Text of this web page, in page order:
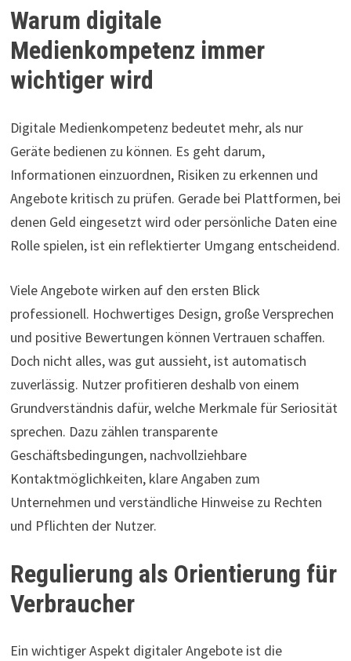
Warum digitale
Medienkompetenz immer
wichtiger wird
Digitale Medienkompetenz bedeutet mehr, als nur
Geräte bedienen zu können. Es geht darum,
Informationen einzuordnen, Risiken zu erkennen und
Angebote kritisch zu prüfen. Gerade bei Plattformen, bei
denen Geld eingesetzt wird oder persönliche Daten eine
Rolle spielen, ist ein reflektierter Umgang entscheidend.
Viele Angebote wirken auf den ersten Blick
professionell. Hochwertiges Design, große Versprechen
und positive Bewertungen können Vertrauen schaffen.
Doch nicht alles, was gut aussieht, ist automatisch
zuverlässig. Nutzer profitieren deshalb von einem
Grundverständnis dafür, welche Merkmale für Seriosität
sprechen. Dazu zählen transparente
Geschäftsbedingungen, nachvollziehbare
Kontaktmöglichkeiten, klare Angaben zum
Unternehmen und verständliche Hinweise zu Rechten
und Pflichten der Nutzer.
Regulierung als Orientierung für
Verbraucher
Ein wichtiger Aspekt digitaler Angebote ist die